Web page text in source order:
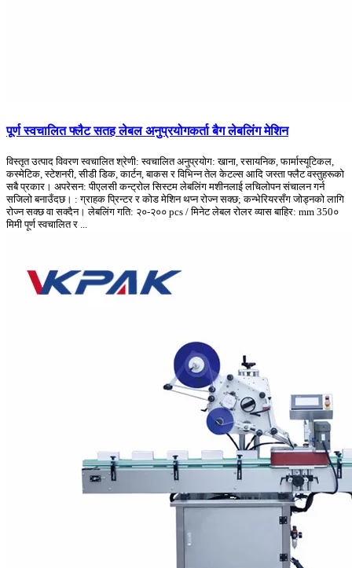
पूर्ण स्वचालित फ्लैट सतह लेबल अनुप्रयोगकर्ता बैग लेबलिंग मेशिन
विस्तृत उत्पाद विवरण स्वचालित श्रेणी: स्वचालित अनुप्रयोग: खाना, रसायनिक, फार्मास्यूटिकल,
कस्मेटिक, स्टेशनरी, सीडी डिक, कार्टन, बाकस र विभिन्न तेल केटल्स आदि जस्ता फ्लैट वस्तुहरूको
सबै प्रकार। अपरेसन: पीएलसी कन्ट्रोल सिस्टम लेबलिंग मशीनलाई लचिलोपन संचालन गर्न
सजिलो बनाउँदछ। : ग्राहक प्रिन्टर र कोड मेशिन थप्न रोज्न सक्छ; कन्भेरियरसँग जोड्नको लागि
रोज्न सक्छ वा सक्दैन। लेबलिंग गति: २०-२०० pcs / मिनेट लेबल रोलर व्यास बाहिर: mm 350०
मिमी पूर्ण स्वचालित र ...